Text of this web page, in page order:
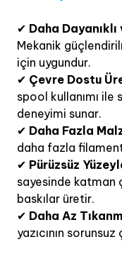
✔ Daha
Mekanik
için uygundur.
✔ Çevre Dostu
spool kullanımı ile
deneyimi sunar.
✔ Daha Fazla
daha fazla
✔ Pürüzsüz
sayesinde katman
baskılar üretir.
✔ Daha Az
yazıcının sorunsuz